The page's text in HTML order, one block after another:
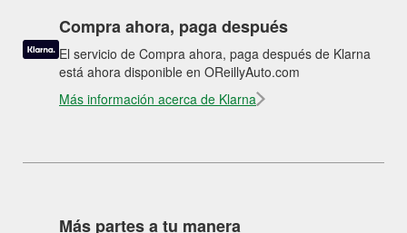
Compra ahora, paga después
El servicio de Compra ahora, paga después de Klarna
está ahora disponible en OReillyAuto.com
Más información acerca de Klarna
Más partes a tu manera